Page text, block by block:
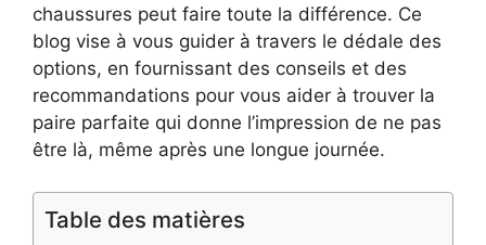
chaussures peut faire toute la différence. Ce
blog vise à vous guider à travers le dédale des
options, en fournissant des conseils et des
recommandations pour vous aider à trouver la
paire parfaite qui donne l’impression de ne pas
être là, même après une longue journée.
Table des matières